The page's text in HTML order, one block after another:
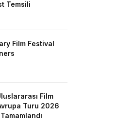
Temsili
Film Festival
Film
Turu 2026